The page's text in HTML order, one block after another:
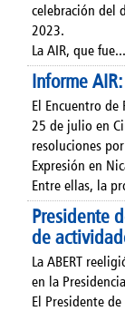
celebración del
2023.
La AIR, que fue...
Informe
El Encuentro de
25 de julio en
resoluciones
Expresión en
Entre ellas, la
Presidente
de
La ABERT
en la
El Presidente